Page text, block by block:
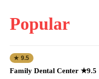
Popular
★ 9.5
Family Dental Center ★9.5